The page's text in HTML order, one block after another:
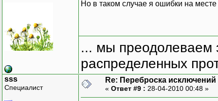
Но в таком случае я ошибки на
... мы преодолеваем
распределенных
sss
Специалист
Re: Переброска исключений
« Ответ #9 : 28-04-2010 00:48 »